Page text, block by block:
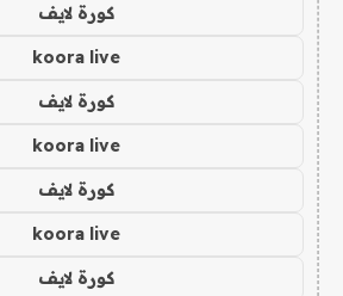
كورة لايف
koora live
كورة لايف
koora live
كورة لايف
koora live
كورة لايف